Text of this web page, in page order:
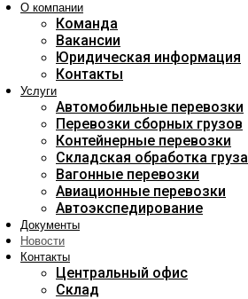
О компании
Команда
Вакансии
Юридическая информация
Контакты
Услуги
Автомобильные перевозки
Перевозки сборных грузов
Контейнерные перевозки
Складская обработка груза
Вагонные перевозки
Авиационные перевозки
Автоэкспедирование
Документы
Новости
Контакты
Центральный офис
Склад